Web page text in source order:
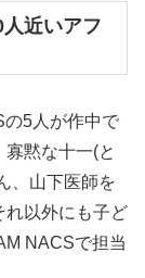
近いアフ
5人が作中で
黙な十一(と
、山下医師を
れ以外にも子ど
NACSで担当